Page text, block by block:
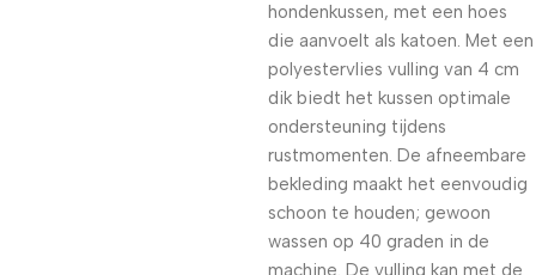
hondenkussen, met een hoes
die aanvoelt als katoen. Met een
polyestervlies vulling van 4 cm
dik biedt het kussen optimale
ondersteuning tijdens
rustmomenten. De afneembare
bekleding maakt het eenvoudig
schoon te houden; gewoon
wassen op 40 graden in de
machine. De vulling kan met de